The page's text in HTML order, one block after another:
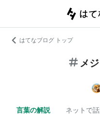
はてなブログ トップ
メ
言葉の解説 ネットで